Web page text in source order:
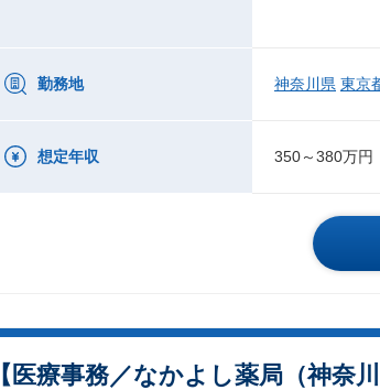
勤務地 神奈川県 東京
想定年収 350～380万円
【医療事務／なかよし薬局（神奈